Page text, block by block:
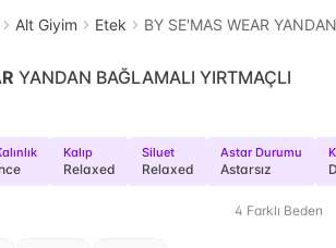
Alt Giyim Etek BY SE'MAS WEAR
YANDAN BAĞLAMALI YIRTMAÇLI
Kalıp
Relaxed
Siluet
Relaxed
Astar Durumu
Astarsız
4 Farklı Beden